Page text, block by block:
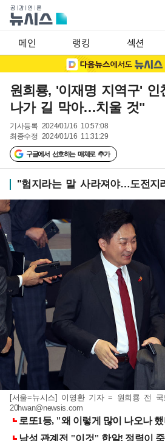
메인 랭킹 섹션
원희룡, '이재명 지역구'
나가 길 막아…치울 것"
기사등록 2024/01/16 10:57:08
최종수정 2024/01/16 11:31:29
구글에서 선호하는 매체로 추가
"험지라는 말 사라져야…도전지
[서울=뉴시스] 이영환 기자 = 원희룡 전 국
20hwan@newsis.com